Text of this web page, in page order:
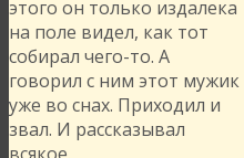
этого он только издалека
на поле видел, как тот
собирал чего-то. А
говорил с ним этот мужик
уже во снах. Приходил и
звал. И рассказывал